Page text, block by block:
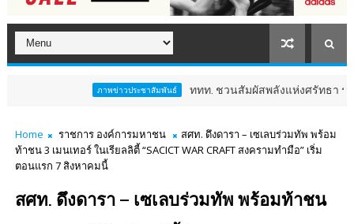
ภาพข่าวประชาสัมพันธ์ ททท. ชวนสัมผัสพลังแห่งศรัทธา ร่วมงาน "ห่
Home ราชการ องค์การมหาชน
สศท. ดึงดารา – เซเลบร่วมทัพ พร้อม
ท้าชน 3 เมนเทอร์ ในเรียลลิตี้ “SACICT WAR CRAFT สงครามทำมือ” เริ่ม
ตอนแรก 7 สิงหาคมนี้
สศท. ดึงดารา – เซเลบร่วมทัพ พร้อมท้าชน